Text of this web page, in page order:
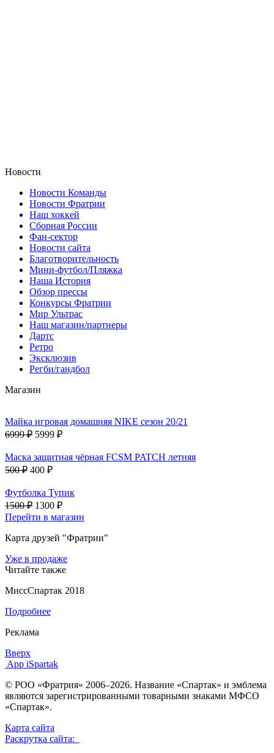
Новости
Новости Команды
Новости Фратрии
Наш хоккей
Сборная России
Фан-cектор
Новости сайта
Благотворительность
Мини-футбол/Пляжка
Наша История
Обзор прессы
Конкурсы Фратрии
Мир Ультрас
Наш магазин/партнеры
Дартс
Ретро
Эксклюзив
Регби/гандбол
Магазин
Майка игровая домашняя NIKE сезон 20/21
6999 ₽ 5999 ₽
Маска защитная чёрная FCSM PATCH летняя
500 ₽ 400 ₽
Футболка Тупик
1500 ₽ 1300 ₽
Перейти в магазин
Карта друзей "Фратрии"
Уже в продаже
Читайте также
МиссСпартак 2018
Подробнее
Реклама
Вверх
App iSpartak
© РОО «Фратрия» 2006–2026. Название «Спартак» и эмблема
являются зарегистрированными товарными знаками МФСО
«Спартак».
Карта сайта
Раскрутка сайта: